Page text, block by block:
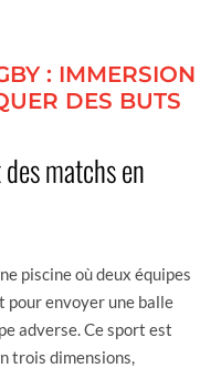
: IMMERSION
DES BUTS
matchs en
piscine où deux équipes
pour envoyer une balle
adverse. Ce sport est
trois dimensions,